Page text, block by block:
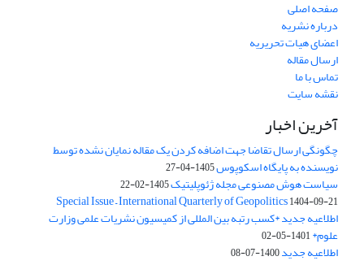
صفحه اصلی
درباره نشریه
اعضای هیات تحریریه
ارسال مقاله
تماس با ما
نقشه سایت
آخرین اخبار
چگونگی ارسال تقاضا جهت اضافه کردن یک مقاله نمایان نشده توسط
نویسنده به پایگاه اسکوپوس1405-04-27
سیاست هوش مصنوعی مجله ژئوپلیتیک1405-02-22
Special Issue – International Quarterly of Geopolitics1404-09-21
اطلاعیه جدید *کسب رتبه بین المللی از کمیسیون نشریات علمی وزارت
علوم*1401-05-02
اطلاعیه جدید1400-07-08